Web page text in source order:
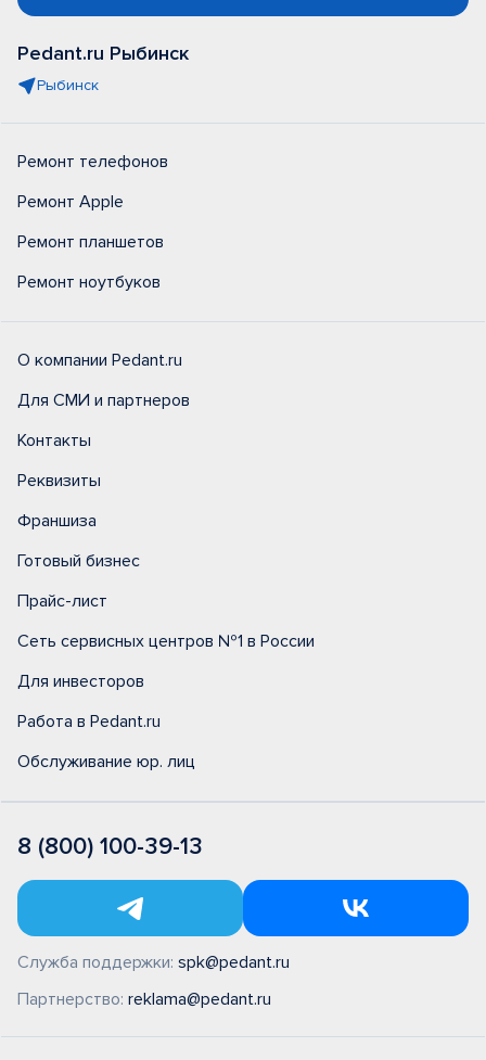
Pedant.ru Рыбинск
Рыбинск
Ремонт телефонов
Ремонт Apple
Ремонт планшетов
Ремонт ноутбуков
О компании Pedant.ru
Для СМИ и партнеров
Контакты
Реквизиты
Франшиза
Готовый бизнес
Прайс-лист
Сеть сервисных центров №1 в России
Для инвесторов
Работа в Pedant.ru
Обслуживание юр. лиц
8 (800) 100-39-13
Служба поддержки: spk@pedant.ru
Партнерство: reklama@pedant.ru